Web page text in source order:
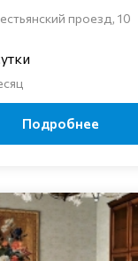
проезд, 10
Подробнее